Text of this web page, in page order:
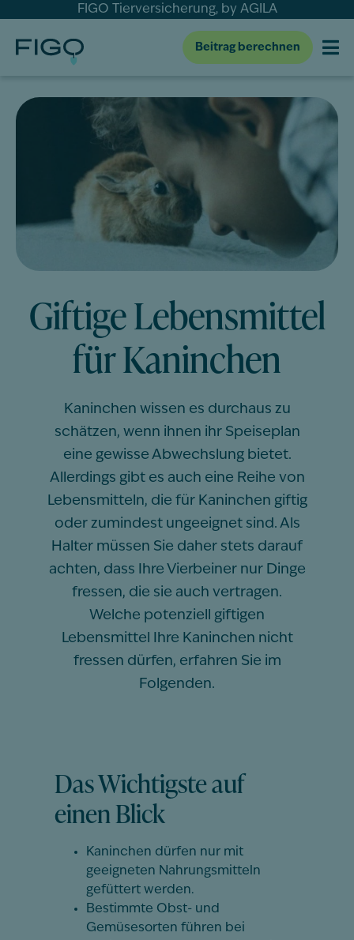
FIGO Tierversicherung, by AGILA
Beitrag berechnen
Giftige Lebensmittel
für Kaninchen
Kaninchen wissen es durchaus zu
schätzen, wenn ihnen ihr Speiseplan
eine gewisse Abwechslung bietet.
Allerdings gibt es auch eine Reihe von
Lebensmitteln, die für Kaninchen giftig
oder zumindest ungeeignet sind. Als
Halter müssen Sie daher stets darauf
achten, dass Ihre Vierbeiner nur Dinge
fressen, die sie auch vertragen.
Welche potenziell giftigen
Lebensmittel Ihre Kaninchen nicht
fressen dürfen, erfahren Sie im
Folgenden.
Das Wichtigste auf
einen Blick
Kaninchen dürfen nur mit
geeigneten Nahrungsmitteln
gefüttert werden.
Bestimmte Obst- und
Gemüsesorten führen bei